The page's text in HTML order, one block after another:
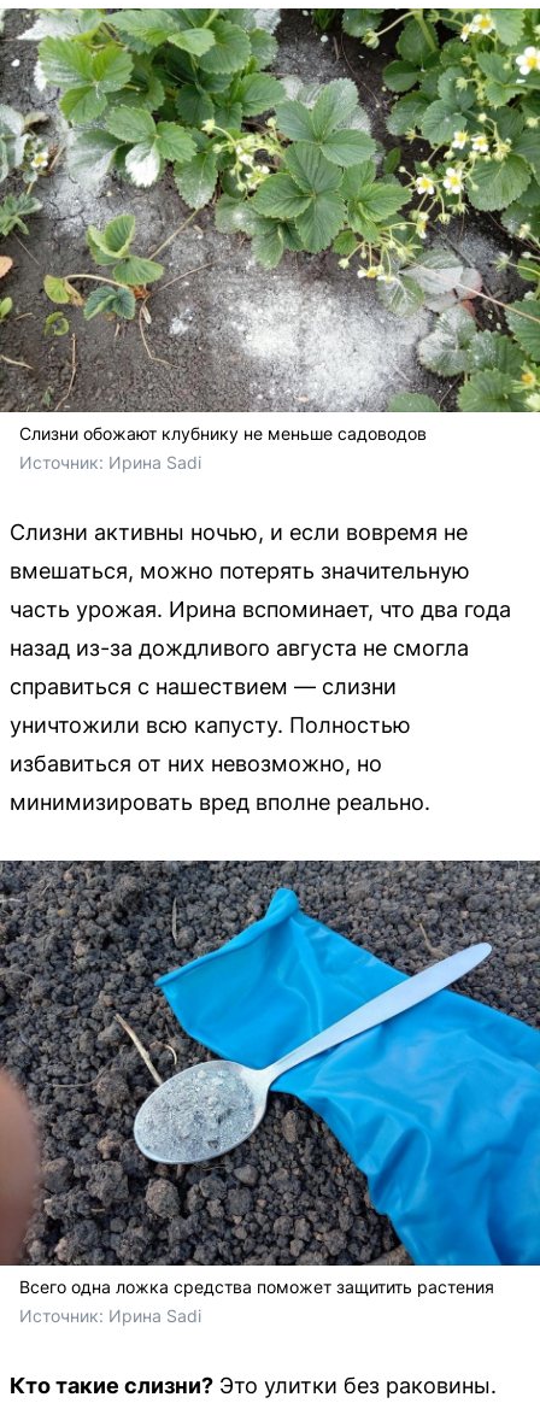
Слизни обожают клубнику не меньше садоводов
Источник: Ирина Sadi
Слизни активны ночью, и если вовремя не
вмешаться, можно потерять значительную
часть урожая. Ирина вспоминает, что два года
назад из-за дождливого августа не смогла
справиться с нашествием — слизни
уничтожили всю капусту. Полностью
избавиться от них невозможно, но
минимизировать вред вполне реально.
Всего одна ложка средства поможет защитить растения
Источник: Ирина Sadi
Кто такие слизни? Это улитки без раковины.